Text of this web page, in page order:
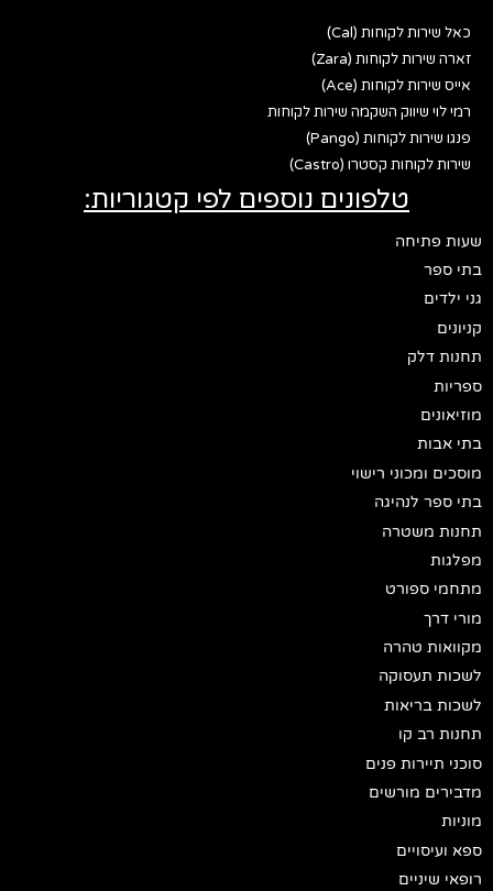
כאל שירות לקוחות (Cal)
זארה שירות לקוחות (Zara)
אייס שירות לקוחות (Ace)
רמי לוי שיווק השקמה שירות לקוחות
פנגו שירות לקוחות (Pango)
שירות לקוחות קסטרו (Castro)
טלפונים נוספים לפי קטגוריות:
שעות פתיחה
בתי ספר
גני ילדים
קניונים
תחנות דלק
ספריות
מוזיאונים
בתי אבות
מוסכים ומכוני רישוי
בתי ספר לנהיגה
תחנות משטרה
מפלגות
מתחמי ספורט
מורי דרך
מקוואות טהרה
לשכות תעסוקה
לשכות בריאות
תחנות רב קו
סוכני תיירות פנים
מדבירים מורשים
מוניות
ספא ועיסויים
רופאי שיניים